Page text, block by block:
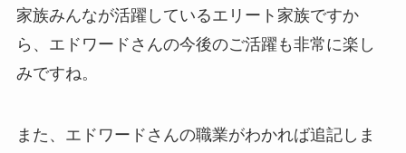
家族みんなが活躍しているエリート家族ですか
ら、エドワードさんの今後のご活躍も非常に楽し
みですね。
また、エドワードさんの職業がわかれば追記しま